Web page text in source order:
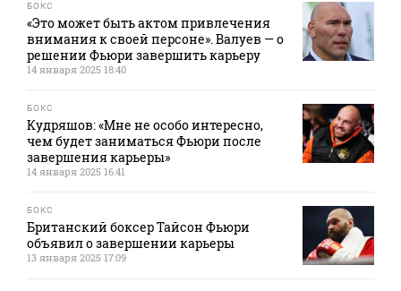
БОКС
«Это может быть актом привлечения
внимания к своей персоне». Валуев — о
решении Фьюри завершить карьеру
14 января 2025 18:40
БОКС
Кудряшов: «Мне не особо интересно,
чем будет заниматься Фьюри после
завершения карьеры»
14 января 2025 16:41
БОКС
Британский боксер Тайсон Фьюри
объявил о завершении карьеры
13 января 2025 17:09